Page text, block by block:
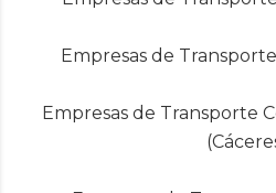
Empresas de
Empresas de Transporte